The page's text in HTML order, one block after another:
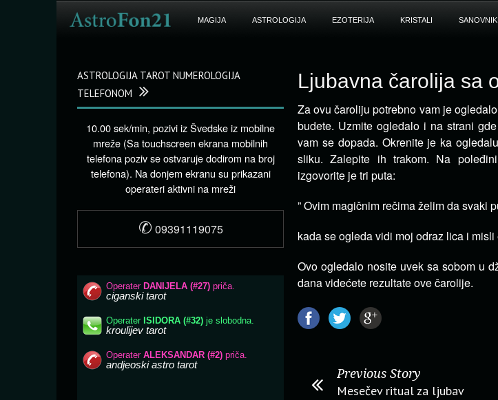
MAGIJA ASTROLOGIJA EZOTERIJA KRISTALI SANOVNIK
Ljubavna čarolija sa
Za ovu čaroliju potrebno vam je
budete. Uzmite ogledalo i na strani
vam se dopada. Okrenite je ka
sliku. Zalepite ih trakom. Na
izgovorite je tri puta:
” Ovim magičnim rečima želim da svaki
kada se ogleda vidi moj odraz lica i misli
Ovo ogledalo nosite uvek sa sobom u
dana videćete rezultate ove čarolije.
Previous Story
Mesečev ritual za ljubav
ASTROLOGIJA TAROT NUMEROLOGIJA
TELEFONOM
10.00 sek/min, pozivi iz Švedske iz mobilne
mreže (Sa touchscreen ekrana mobilnih
telefona poziv se ostvaruje dodirom na broj
telefona). Na donjem ekranu su prikazani
operateri aktivni na mreži
✆ 09391119075